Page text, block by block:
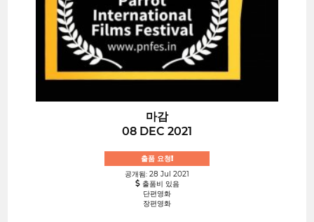
마감
08 DEC 2021
출품 요청!
공개됨: 28 Jul 2021
출품비 있음
단편영화
장편영화